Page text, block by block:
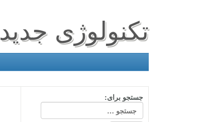
تکنولوژی جدید
جستجو برای: